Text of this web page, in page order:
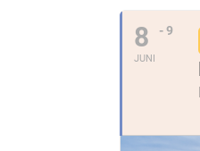
8
JUNI
- 9